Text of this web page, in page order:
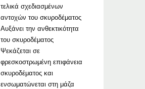
τελικά σχεδιασμένων
αντοχών του σκυροδέματος
Αυξάνει την ανθεκτικότητα
του σκυροδέματος
Ψεκάζεται σε
φρεσκοστρωμένη επιφάνεια
σκυροδέματος και
ενσωματώνεται στη μάζα